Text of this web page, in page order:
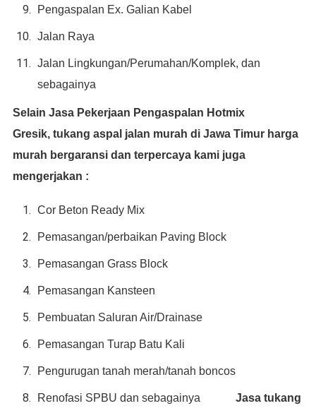
Pengaspalan Ex. Galian Kabel
Jalan Raya
Jalan Lingkungan/Perumahan/Komplek, dan
sebagainya
Selain Jasa Pekerjaan Pengaspalan Hotmix
Gresik, tukang aspal jalan murah di Jawa Timur harga
murah bergaransi dan terpercaya kami juga
mengerjakan :
Cor Beton Ready Mix
Pemasangan/perbaikan Paving Block
Pemasangan Grass Block
Pemasangan Kansteen
Pembuatan Saluran Air/Drainase
Pemasangan Turap Batu Kali
Pengurugan tanah merah/tanah boncos
Renofasi SPBU dan sebagainya Jasa tukang